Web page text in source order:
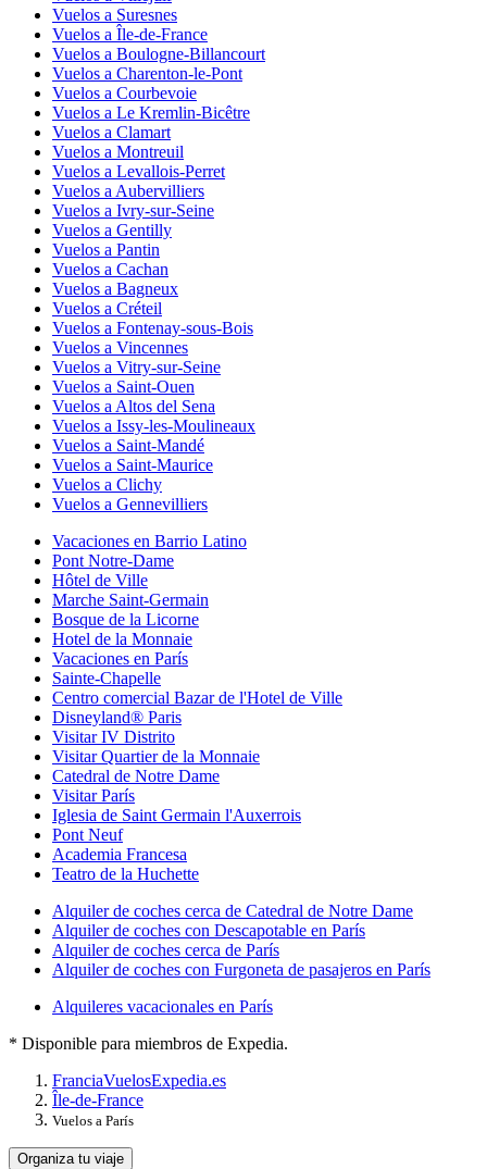
Vuelos a Suresnes
Vuelos a Île-de-France
Vuelos a Boulogne-Billancourt
Vuelos a Charenton-le-Pont
Vuelos a Courbevoie
Vuelos a Le Kremlin-Bicêtre
Vuelos a Clamart
Vuelos a Montreuil
Vuelos a Levallois-Perret
Vuelos a Aubervilliers
Vuelos a Ivry-sur-Seine
Vuelos a Gentilly
Vuelos a Pantin
Vuelos a Cachan
Vuelos a Bagneux
Vuelos a Créteil
Vuelos a Fontenay-sous-Bois
Vuelos a Vincennes
Vuelos a Vitry-sur-Seine
Vuelos a Saint-Ouen
Vuelos a Altos del Sena
Vuelos a Issy-les-Moulineaux
Vuelos a Saint-Mandé
Vuelos a Saint-Maurice
Vuelos a Clichy
Vuelos a Gennevilliers
Vacaciones en Barrio Latino
Pont Notre-Dame
Hôtel de Ville
Marche Saint-Germain
Bosque de la Licorne
Hotel de la Monnaie
Vacaciones en París
Sainte-Chapelle
Centro comercial Bazar de l'Hotel de Ville
Disneyland® Paris
Visitar IV Distrito
Visitar Quartier de la Monnaie
Catedral de Notre Dame
Visitar París
Iglesia de Saint Germain l'Auxerrois
Pont Neuf
Academia Francesa
Teatro de la Huchette
Alquiler de coches cerca de Catedral de Notre Dame
Alquiler de coches con Descapotable en París
Alquiler de coches cerca de París
Alquiler de coches con Furgoneta de pasajeros en París
Alquileres vacacionales en París
* Disponible para miembros de Expedia.
FranciaVuelosExpedia.es
Île-de-France
Vuelos a París
Organiza tu viaje